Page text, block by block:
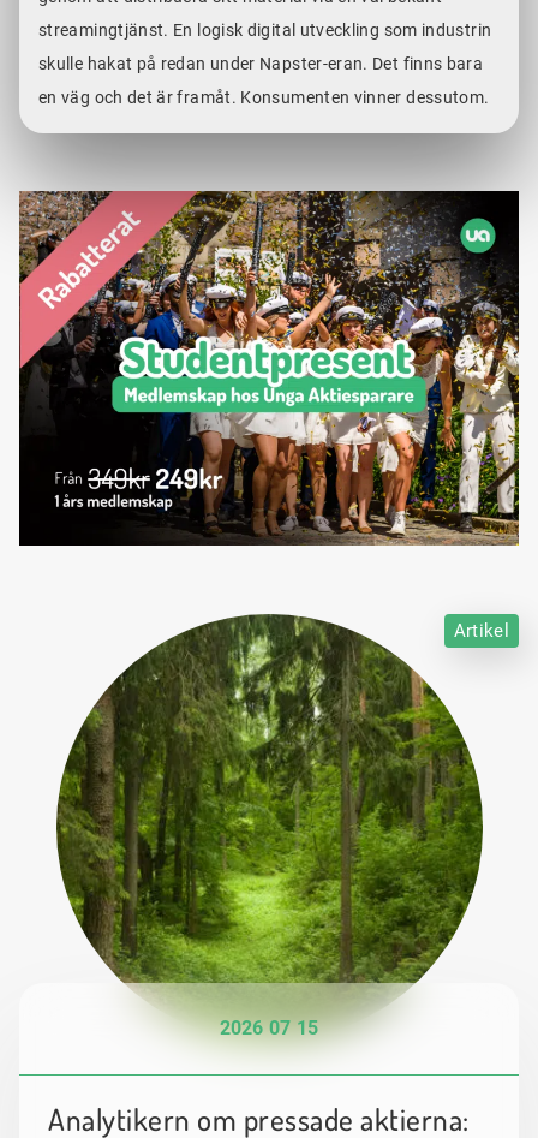
streamingtjänst. En logisk digital utveckling som industrin
skulle hakat på redan under Napster-eran. Det finns bara
en väg och det är framåt. Konsumenten vinner dessutom.
Artikel
2026 07 15
Analytikern om pressade aktierna: